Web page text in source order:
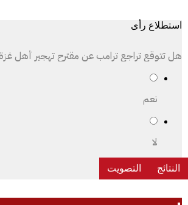
استطلاع رأى
هل تتوقع تراجع ترامب عن مقترح تهجير أهل
نعم
لا